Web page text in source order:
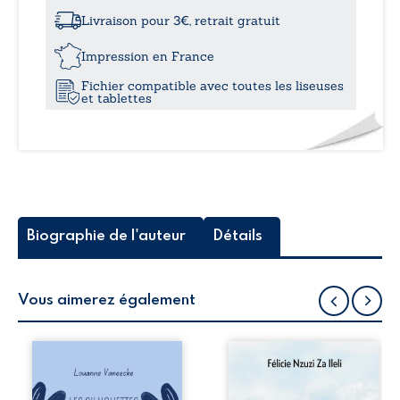
oubliés
bayou
Livraison pour 3€, retrait gratuit
Impression en France
Fichier compatible avec toutes les liseuses
et tablettes
Biographie de l'auteur Détails
Vous aimerez également
la rue donne la
parole à six
Auberge de la